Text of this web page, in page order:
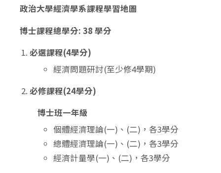
政治大學經濟學系課程學習地圖
博士課程總學分: 38 學分
必選課程(4學分)
經濟問題研討(至少修4學期)
必修課程(24學分)
博士班一年級
個體經濟理論(一)、(二)，各3學分
總體經濟理論(一)、(二)，各3學分
經濟計量學(一)、(二)，各3學分